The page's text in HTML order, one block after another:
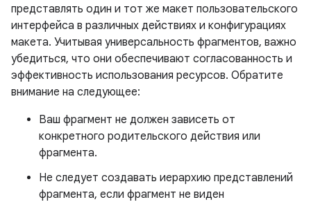
представлять один и тот же макет пользовательского
интерфейса в различных действиях и конфигурациях
макета. Учитывая универсальность фрагментов, важно
убедиться, что они обеспечивают согласованность и
эффективность использования ресурсов. Обратите
внимание на следующее:
Ваш фрагмент не должен зависеть от
конкретного родительского действия или
фрагмента.
Не следует создавать иерархию представлений
фрагмента, если фрагмент не виден